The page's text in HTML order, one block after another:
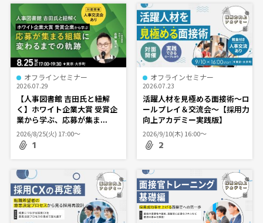
オフラインセミナー
2026.07.29
【人事図書館 吉田氏と紐解
く】ホワイト企業大賞 受賞企
業から学ぶ、応募が集ま...
2026/8/25(火) 17:00〜
1
オフラインセミナー
2026.07.23
活躍人材を見極める面接術～ロ
ールプレイ＆交流会～【採用力
向上アカデミー実践版】
2026/9/10(木) 16:00〜
2